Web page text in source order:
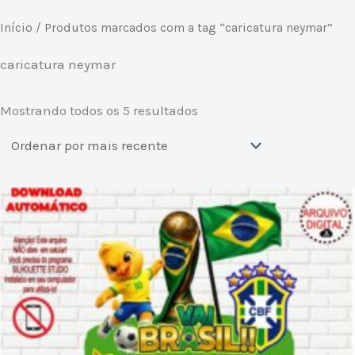
Início / Produtos marcados com a tag “caricatura neymar”
caricatura neymar
Mostrando todos os 5 resultados
Classificado
por